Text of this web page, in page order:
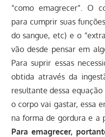
“como emagrecer”. O
para cumprir suas
do sangue, etc) e o
vão desde pensar em
Para suprir essas
obtida através da
resultante dessa
o corpo vai gastar, essa
na forma de gordura e a
Para emagrecer,